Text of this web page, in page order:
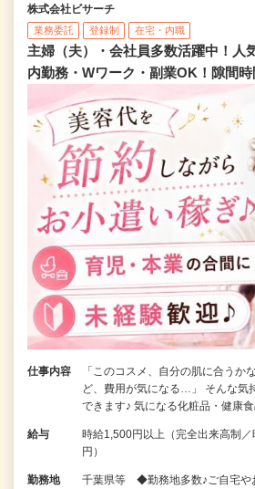
株式会社ビサーチ
業務委託 登録制 在宅・内職
主婦（夫）・会社員多数活躍中！人
内勤務・Wワーク・副業OK！隙間
仕事内容
「このコスメ、自分の肌に合うか
ど、費用が気になる…」 そんな気
できます♪ 気になる化粧品・健康
給与
時給1,500円以上（完全出来高制
円）
勤務地
千葉県等 ◆勤務地多数♪ご自宅や